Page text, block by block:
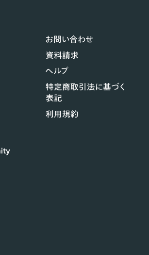
お問い合わせ
資料請求
ヘルプ
特定商取引法に基づく
表記
利用規約